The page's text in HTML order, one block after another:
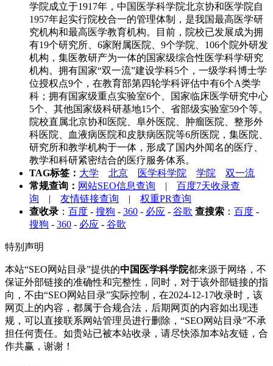
学院成立于1917年，中国医学科学院北京协和医学院自
1957年起实行院校合一的管理体制，是我国最高医学研
究机构和最高医学教育机构。目前，院校已发展成为拥
有19个研究所、6家附属医院、9个学院、106个院外研发
机构，集医教研产为一体的国家级综合性医学科学研究
机构。拥有国家“双一流”建设学科5个，一级学科博士学
位授权点9个，在教育部第四轮学科评估中有6个A类学
科；拥有国家级重点实验室6个、国家临床医学研究中心
5个、其他国家级科研基地15个、省部级实验室59个等。
院校直属北京协和医院、阜外医院、肿瘤医院、整形外
科医院、血液病医院和皮肤病医院等6所医院，集医院、
研究所和教学机构于一体，形成了国内外闻名的医疗、
教学和科研紧密结合的医疗服务体系。
TAG标签： 大学 北京 医学科学院 学院
双一流
常规查询： 网站SEO信息查询 | 百度7天收录查
询 | 友情链接查询 | 权重PR查询
查收录 ： 百度 - 搜狗 - 360 - 必应 - 谷歌 查搜索 ： 百度 -
搜狗 - 360 - 必应 - 谷歌
特别声明
本站“SEO网站目录”提供的中国医学科学院都来源于网络，不
保证外部链接的准确性和完整性，同时，对于该外部链接的指
向，不由“SEO网站目录”实际控制，在2024-12-17收录时，该
网页上的内容，都属于合规合法，后期网页的内容如出现违
规，可以直接联系网站管理员进行删除，“SEO网站目录”不承
担任何责任。如贵站已被本站收录，请尽快添加本站友链，合
作共赢，谢谢！